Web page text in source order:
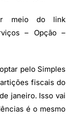
meio do link
– Opção –
pelo Simples
fiscais do
janeiro. Isso vai
é o mesmo